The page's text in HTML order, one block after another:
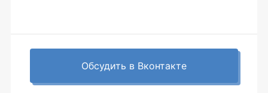
Обсудить в Вконтакте